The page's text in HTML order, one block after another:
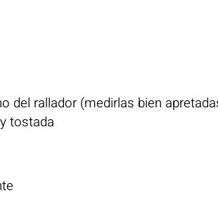
del rallador (medirlas bien
tostada